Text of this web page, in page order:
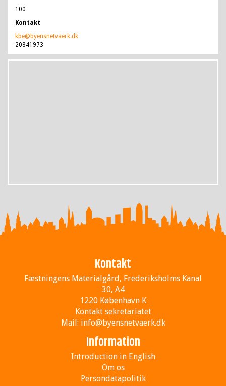
100
Kontakt
kbe@byensnetvaerk.dk
20841973
Kontakt
Fæstningens Materialgård, Frederiksholms Kanal
30, A4
1220 København K
Kontakt sekretariatet
Mail: info@byensnetvaerk.dk
Information
Introduction in English
Om os
Persondatapolitik